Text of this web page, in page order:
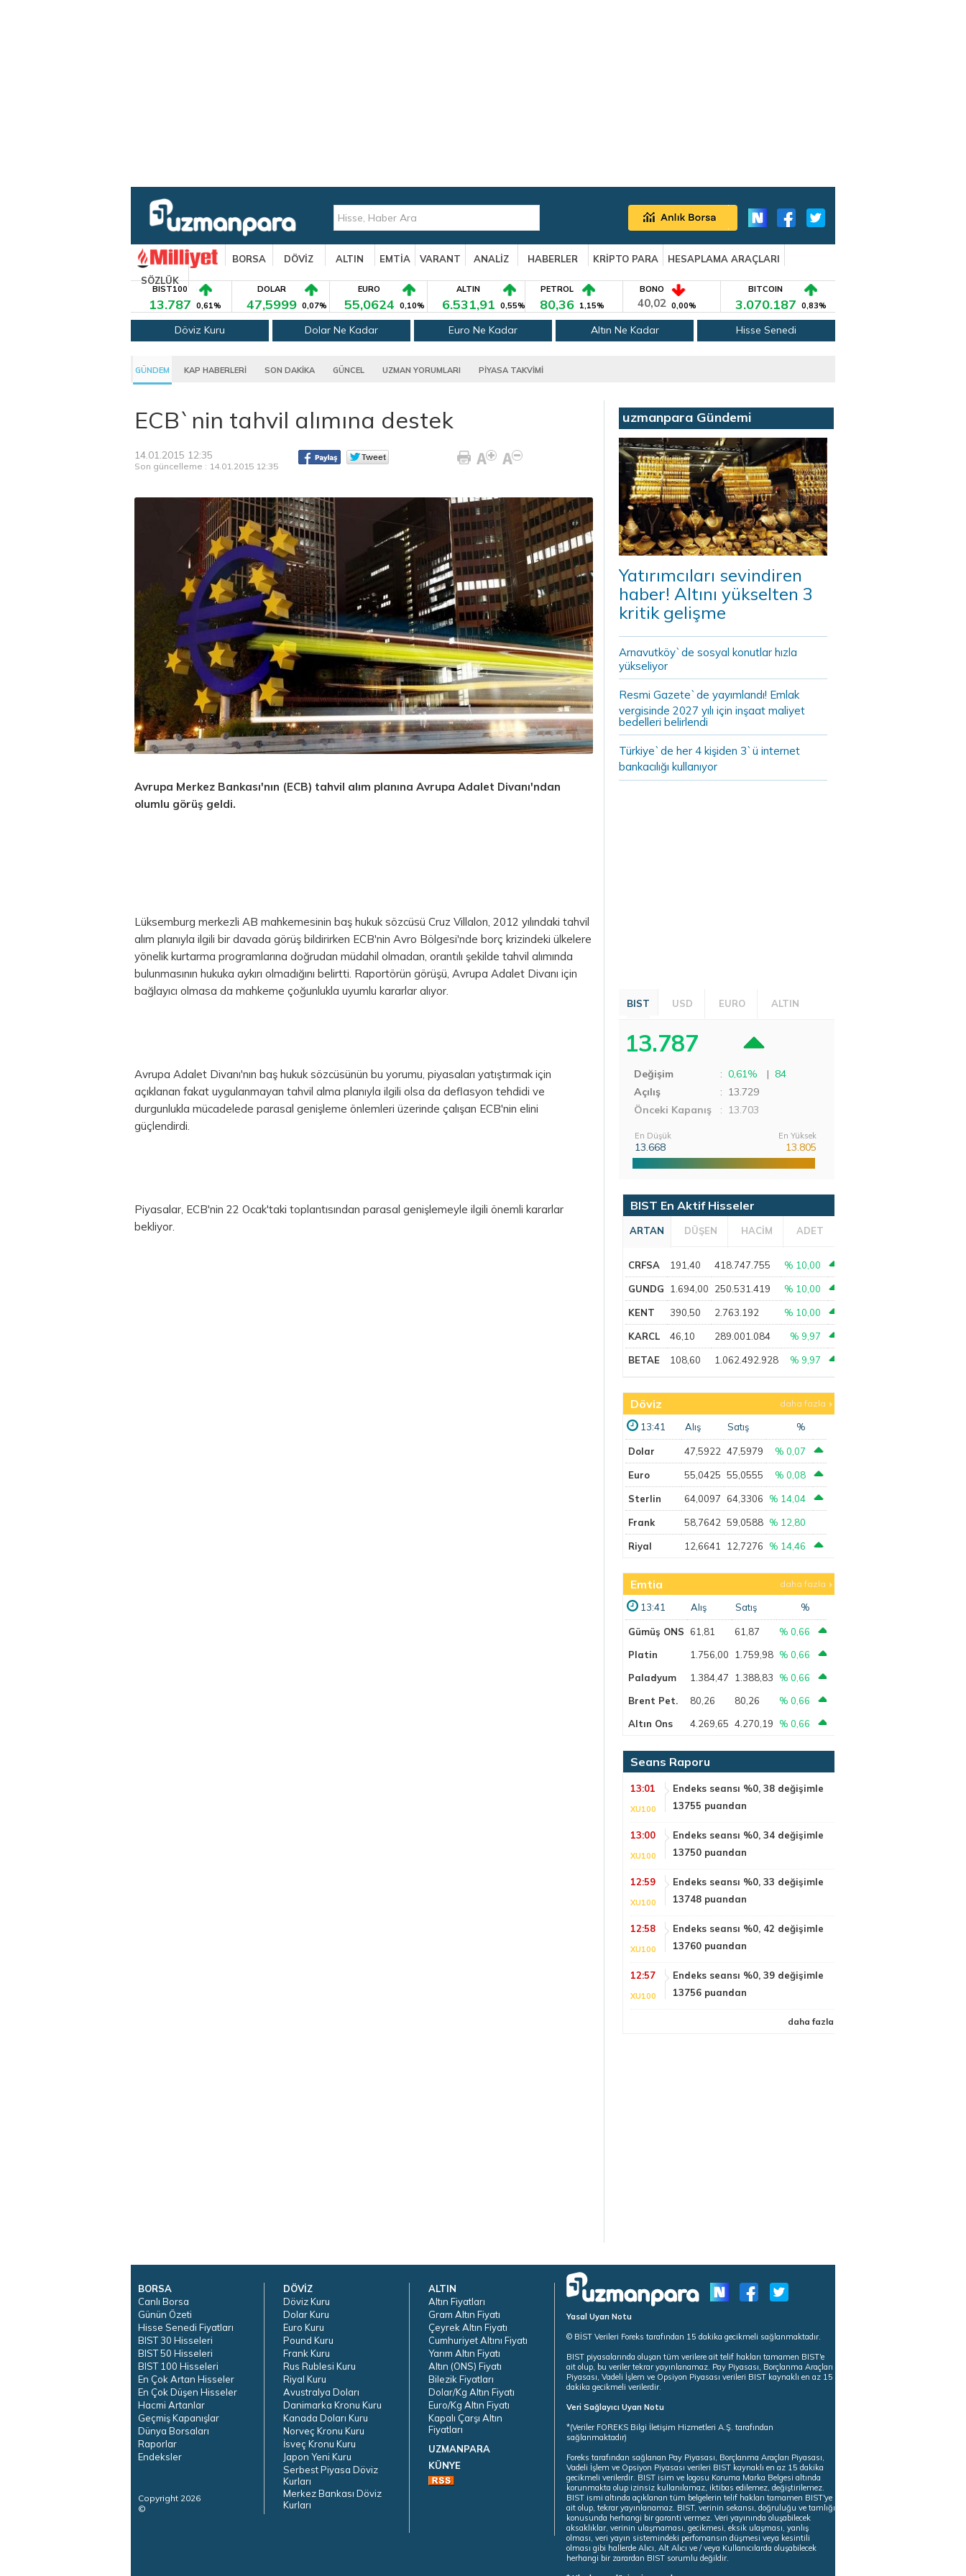
BORSA DÖVİZ ALTIN EMTİA VARANT ANALİZ HABERLER KRİPTO PARA
HESAPLAMA ARAÇLARI
SÖZLÜK
BIST100
13.787 0,61%
DOLAR
47,5999 0,07%
EURO
55,0624 0,10%
ALTIN
6.531,91 0,55%
PETROL
80,36 1,15%
BONO
40,02 0,00%
BITCOIN
3.070.187 0,83%
Döviz Kuru Dolar Ne Kadar Euro Ne Kadar Altın Ne Kadar Hisse Senedi
GÜNDEM KAP HABERLERİ SON DAKİKA GÜNCEL UZMAN YORUMLARI PİYASA TAKVİMİ
ECB`nin tahvil alımına destek
14.01.2015 12:35
Son güncelleme : 14.01.2015 12:35
Avrupa Merkez Bankası'nın (ECB) tahvil alım planına Avrupa Adalet Divanı'ndan
olumlu görüş geldi.
Lüksemburg merkezli AB mahkemesinin baş hukuk sözcüsü Cruz Villalon, 2012 yılındaki tahvil
alım planıyla ilgili bir davada görüş bildirirken ECB'nin Avro Bölgesi'nde borç krizindeki ülkelere
yönelik kurtarma programlarına doğrudan müdahil olmadan, orantılı şekilde tahvil alımında
bulunmasının hukuka aykırı olmadığını belirtti. Raportörün görüşü, Avrupa Adalet Divanı için
bağlayıcı olmasa da mahkeme çoğunlukla uyumlu kararlar alıyor.
Avrupa Adalet Divanı'nın baş hukuk sözcüsünün bu yorumu, piyasaları yatıştırmak için
açıklanan fakat uygulanmayan tahvil alma planıyla ilgili olsa da deflasyon tehdidi ve
durgunlukla mücadelede parasal genişleme önlemleri üzerinde çalışan ECB'nin elini
güçlendirdi.
Piyasalar, ECB'nin 22 Ocak'taki toplantısından parasal genişlemeyle ilgili önemli kararlar
bekliyor.
uzmanpara Gündemi
Yatırımcıları sevindiren
haber! Altını yükselten 3
kritik gelişme
Arnavutköy`de sosyal konutlar hızla
yükseliyor
Resmi Gazete`de yayımlandı! Emlak
vergisinde 2027 yılı için inşaat maliyet
bedelleri belirlendi
Türkiye`de her 4 kişiden 3`ü internet
bankacılığı kullanıyor
BIST USD EURO ALTIN
13.787
Değişim : 0,61% | 84
Açılış
: 13.729
Önceki Kapanış
: 13.703
En Düşük
13.668
En Yüksek
13.805
BIST En Aktif Hisseler
ARTAN DÜŞEN HACİM ADET
CRFSA 191,40 418.747.755 % 10,00
GUNDG 1.694,00 250.531.419 % 10,00
KENT 390,50 2.763.192 % 10,00
KARCL 46,10 289.001.084 % 9,97
BETAE 108,60 1.062.492.928 % 9,97
Döviz daha fazla
13:41 Alış Satış %
Dolar 47,5922 47,5979 % 0,07
Euro 55,0425 55,0555 % 0,08
Sterlin 64,0097 64,3306 % 14,04
Frank 58,7642 59,0588 % 12,80
Riyal 12,6641 12,7276 % 14,46
Emtia daha fazla
13:41 Alış Satış %
Gümüş ONS 61,81 61,87
% 0,66
Platin
1.756,00 1.759,98 % 0,66
Paladyum
1.384,47 1.388,83
% 0,66
Brent Pet.
80,26 80,26
% 0,66
Altın Ons
4.269,65 4.270,19 % 0,66
Seans Raporu
13:01
XU100
Endeks seansı %0, 38 değişimle
13755 puandan
13:00
XU100
Endeks seansı %0, 34 değişimle
13750 puandan
12:59
XU100
Endeks seansı %0, 33 değişimle
13748 puandan
12:58
XU100
Endeks seansı %0, 42 değişimle
13760 puandan
12:57
XU100
Endeks seansı %0, 39 değişimle
13756 puandan
daha fazla
BORSA
Canlı Borsa
Günün Özeti
Hisse Senedi Fiyatları
BIST 30 Hisseleri
BIST 50 Hisseleri
BIST 100 Hisseleri
En Çok Artan Hisseler
En Çok Düşen Hisseler
Hacmi Artanlar
Geçmiş Kapanışlar
Dünya Borsaları
Raporlar
Endeksler
Copyright 2026
©
DÖVİZ
Döviz Kuru
Dolar Kuru
Euro Kuru
Pound Kuru
Frank Kuru
Rus Rublesi Kuru
Riyal Kuru
Avustralya Doları
Danimarka Kronu Kuru
Kanada Doları Kuru
Norveç Kronu Kuru
İsveç Kronu Kuru
Japon Yeni Kuru
Serbest Piyasa Döviz
Kurları
Merkez Bankası Döviz
Kurları
ALTIN
Altın Fiyatları
Gram Altın Fiyatı
Çeyrek Altın Fiyatı
Cumhuriyet Altını Fiyatı
Yarım Altın Fiyatı
Altın (ONS) Fiyatı
Bilezik Fiyatları
Dolar/Kg Altın Fiyatı
Euro/Kg Altın Fiyatı
Kapalı Çarşı Altın
Fiyatları
UZMANPARA
KÜNYE
Yasal Uyarı Notu
© BİST Verileri Foreks tarafından 15 dakika gecikmeli sağlanmaktadır.
BIST piyasalarında oluşan tüm verilere ait telif hakları tamamen BIST'e
ait olup, bu veriler tekrar yayınlanamaz. Pay Piyasası, Borçlanma Araçları
Piyasası, Vadeli İşlem ve Opsiyon Piyasası verileri BIST kaynaklı en az 15
dakika gecikmeli verilerdir.
Veri Sağlayıcı Uyarı Notu
*(Veriler FOREKS Bilgi İletişim Hizmetleri A.Ş. tarafından
sağlanmaktadır)
Foreks tarafından sağlanan Pay Piyasası, Borçlanma Araçları Piyasası,
Vadeli İşlem ve Opsiyon Piyasası verileri BIST kaynaklı en az 15 dakika
gecikmeli verilerdir. BIST isim ve logosu Koruma Marka Belgesi altında
korunmakta olup izinsiz kullanılamaz, iktibas edilemez, değiştirilemez.
BIST ismi altında açıklanan tüm belgelerin telif hakları tamamen BIST'ye
ait olup, tekrar yayınlanamaz. BIST, verinin sekansı, doğruluğu ve tamlığı
konusunda herhangi bir garanti vermez. Veri yayınında oluşabilecek
aksaklıklar, verinin ulaşmaması, gecikmesi, eksik ulaşması, yanlış
olması, veri yayın sistemindeki perfomansın düşmesi veya kesintili
olması gibi hallerde Alıcı, Alt Alıcı ve / veya Kullanıcılarda oluşabilecek
herhangi bir zarardan BIST sorumlu değildir.